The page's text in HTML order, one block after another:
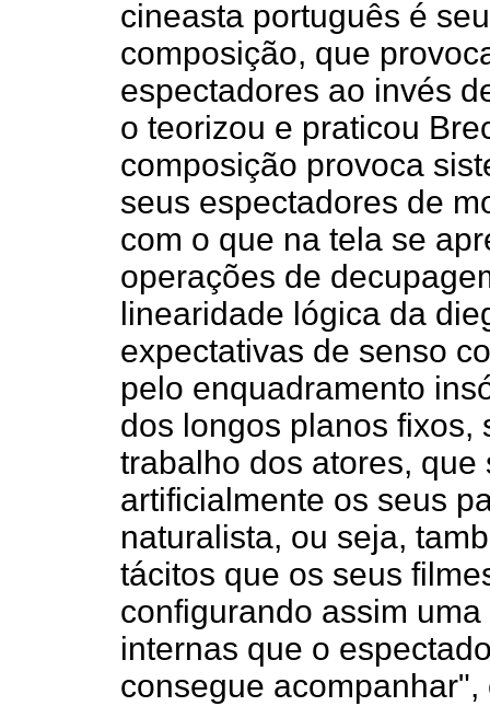
cineasta português é
composição, que
espectadores ao invés
o teorizou e praticou
composição provoca
seus espectadores de
com o que na tela se
operações de
linearidade lógica da
expectativas de senso
pelo enquadramento
dos longos planos fixos,
trabalho dos atores,
artificialmente os seus
naturalista, ou seja,
tácitos que os seus
configurando assim
internas que o
consegue